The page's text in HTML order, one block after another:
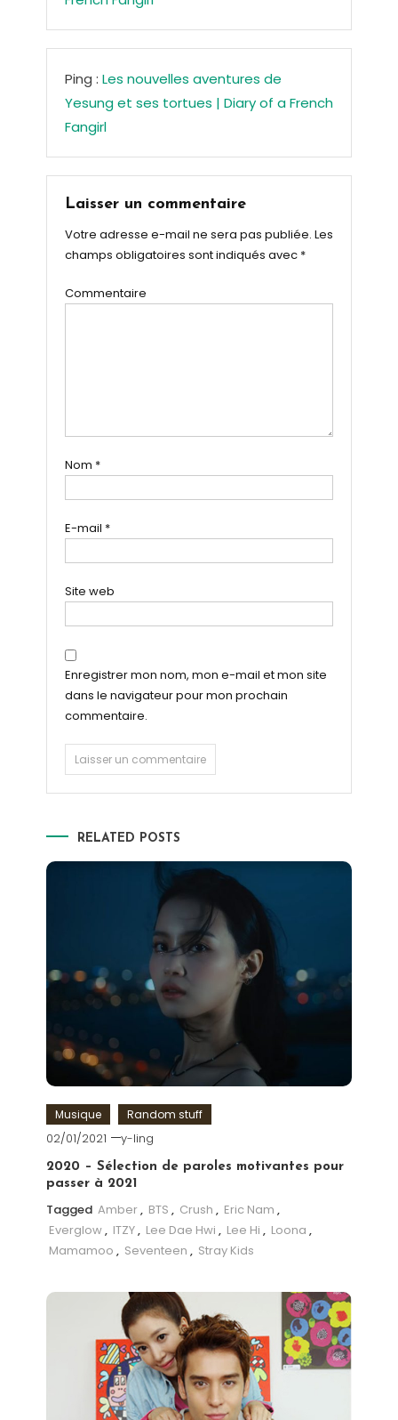
Ping : Les nouvelles aventures de
Yesung et ses tortues | Diary of a French
Fangirl
Laisser un commentaire
Votre adresse e-mail ne sera pas publiée. Les
champs obligatoires sont indiqués avec *
Commentaire
Nom *
E-mail *
Site web
Enregistrer mon nom, mon e-mail et mon site
dans le navigateur pour mon prochain
commentaire.
RELATED POSTS
Musique Random stuff
02/01/2021 y-ling
2020 – Sélection de paroles motivantes pour
passer à 2021
Tagged Amber, BTS , Crush , Eric Nam ,
Everglow, ITZY, Lee Dae Hwi , Lee Hi , Loona ,
Mamamoo , Seventeen , Stray Kids